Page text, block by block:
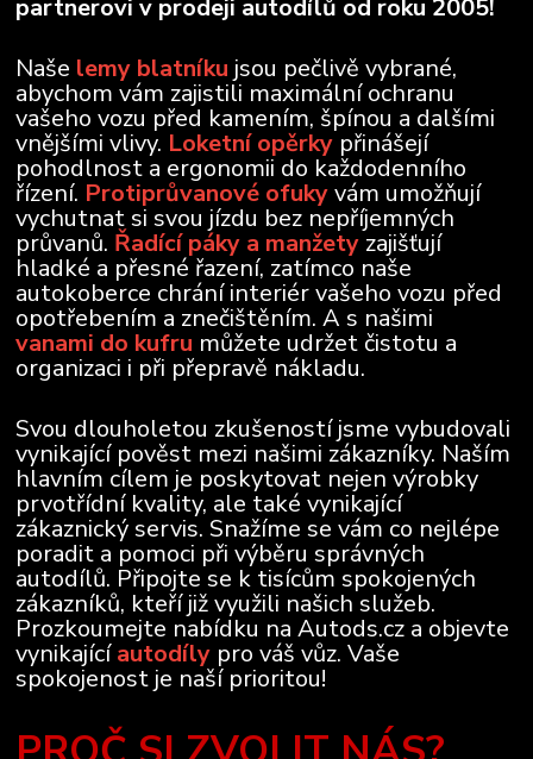
partnerovi v prodeji autodílů od roku 2005!
Naše lemy blatníku jsou pečlivě vybrané,
abychom vám zajistili maximální ochranu
vašeho vozu před kamením, špínou a dalšími
vnějšími vlivy. Loketní opěrky přinášejí
pohodlnost a ergonomii do každodenního
řízení. Protiprůvanové ofukyvám umožňují
vychutnat si svou jízdu bez nepříjemných
průvanů. Řadící páky a manžety zajišťují
hladké a přesné řazení, zatímco naše
autokoberce chrání interiér vašeho vozu před
opotřebením a znečištěním. A s našimi
vanami do kufru můžete udržet čistotu a
organizaci i při přepravě nákladu.
Svou dlouholetou zkušeností jsme vybudovali
vynikající pověst mezi našimi zákazníky. Naším
hlavním cílem je poskytovat nejen výrobky
prvotřídní kvality, ale také vynikající
zákaznický servis. Snažíme se vám co nejlépe
poradit a pomoci při výběru správných
autodílů. Připojte se k tisícům spokojených
zákazníků, kteří již využili našich služeb.
Prozkoumejte nabídku na Autods.cz a objevte
vynikajícíautodíly pro váš vůz. Vaše
spokojenost je naší prioritou!